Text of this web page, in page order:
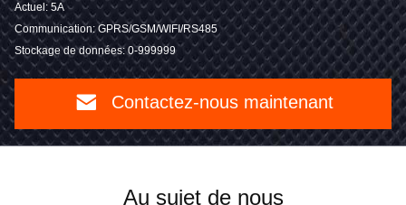
Actuel: 5A
Communication: GPRS/GSM/WIFI/RS485
Stockage de données: 0-999999
Contactez-nous maintenant
Au sujet de nous